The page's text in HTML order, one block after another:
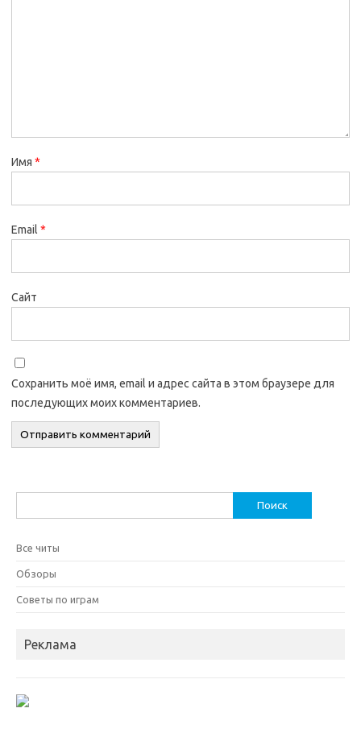
Имя *
Email *
Сайт
Сохранить моё имя, email и адрес сайта в этом браузере для
последующих моих комментариев.
Все читы
Обзоры
Советы по играм
Реклама